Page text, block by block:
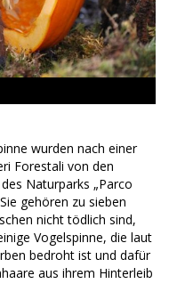
wurden nach einer
Forestali von den
Naturparks „Parco
gehören zu sieben
nicht tödlich sind,
Vogelspinne, die laut
bedroht ist und dafür
aus ihrem Hinterleib